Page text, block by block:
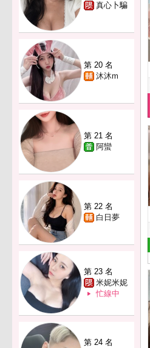
真心卜騙
第 20 名
沐沐m
第 21 名
阿蠻
第 22 名
白日夢
第 23 名
米妮米妮
忙線中
第 24 名